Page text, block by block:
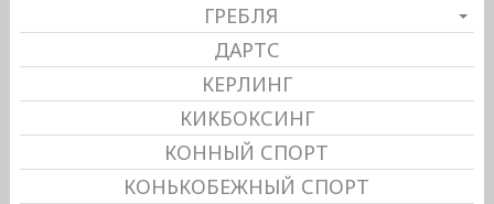
ГРЕБЛЯ
ДАРТС
КЕРЛИНГ
КИКБОКСИНГ
КОННЫЙ СПОРТ
КОНЬКОБЕЖНЫЙ СПОРТ